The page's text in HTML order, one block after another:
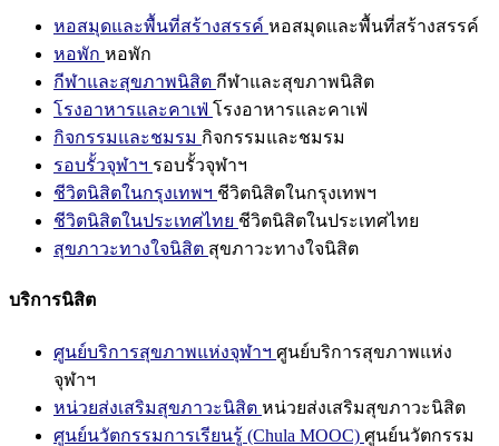
หอสมุดและพื้นที่สร้างสรรค์ หอสมุดและพื้นที่สร้างสรรค์
หอพัก หอพัก
กีฬาและสุขภาพนิสิต กีฬาและสุขภาพนิสิต
โรงอาหารและคาเฟ่ โรงอาหารและคาเฟ่
กิจกรรมและชมรม กิจกรรมและชมรม
รอบรั้วจุฬาฯ รอบรั้วจุฬาฯ
ชีวิตนิสิตในกรุงเทพฯ ชีวิตนิสิตในกรุงเทพฯ
ชีวิตนิสิตในประเทศไทย ชีวิตนิสิตในประเทศไทย
สุขภาวะทางใจนิสิต สุขภาวะทางใจนิสิต
บริการนิสิต
ศูนย์บริการสุขภาพแห่งจุฬาฯ ศูนย์บริการสุขภาพแห่ง
จุฬาฯ
หน่วยส่งเสริมสุขภาวะนิสิต หน่วยส่งเสริมสุขภาวะนิสิต
ศูนย์นวัตกรรมการเรียนรู้ (Chula MOOC) ศูนย์นวัตกรรม